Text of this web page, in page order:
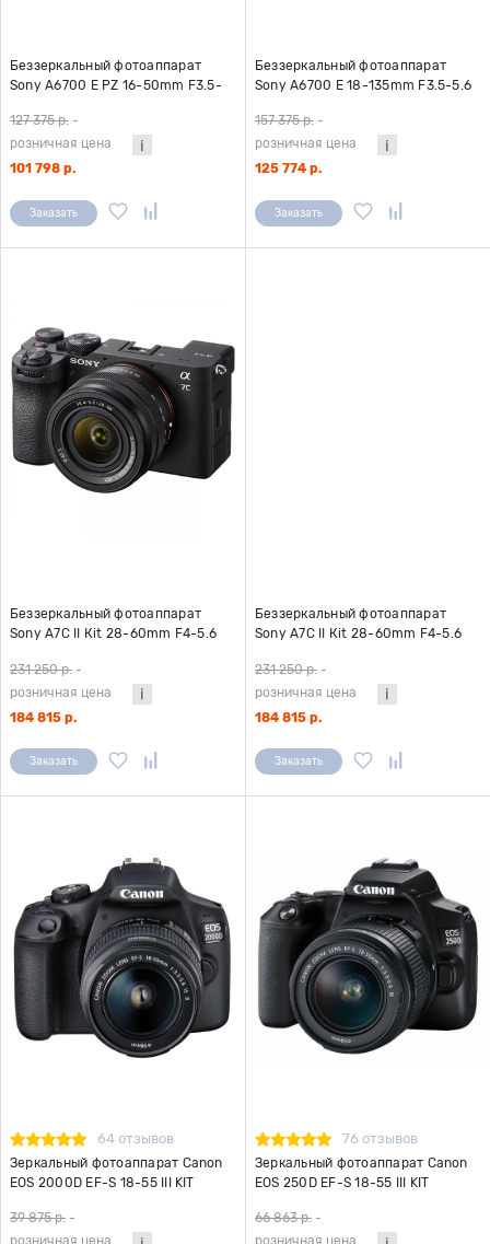
Беззеркальный фотоаппарат
Sony A6700 E PZ 16-50mm F3.5-
127 375 р. -
розничная цена
101 798 р.
Заказать
Беззеркальный фотоаппарат
Sony A6700 E 18-135mm F3.5-5.6
157 375 р. -
розничная цена
125 774 р.
Заказать
Беззеркальный фотоаппарат
Sony A7С II Кit 28-60mm F4-5.6
231 250 р. -
розничная цена
184 815 р.
Заказать
Беззеркальный фотоаппарат
Sony A7С II Кit 28-60mm F4-5.6
231 250 р. -
розничная цена
184 815 р.
Заказать
64 отзывов
Зеркальный фотоаппарат Canon
EOS 2000D EF-S 18-55 III KIT
39 875 р. -
76 отзывов
Зеркальный фотоаппарат Canon
EOS 250D EF-S 18-55 III KIT
66 863 р. -